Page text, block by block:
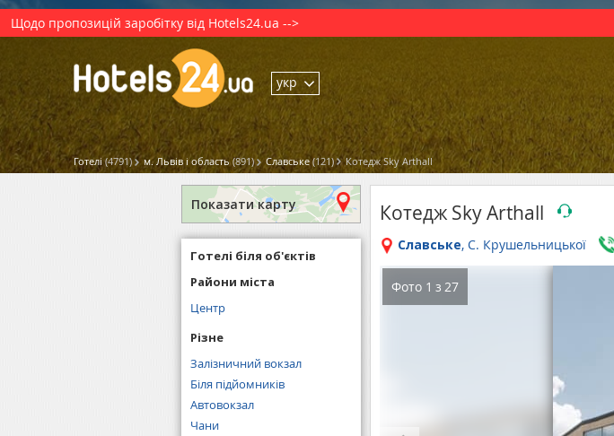
Щодо пропозицій заробітку від Hotels24.ua -->
укр
Готелі (4791) м. Львів і область (891) Славське (121) Котедж Sky Arthall
Котедж Sky Arthall
Славське, С. Крушельницької
Фото 1 з 27
Показати карту
Готелі біля об'єктів
Райони міста
Центр
Різне
Залізничний вокзал
Біля підйомників
Автовокзал
Чани